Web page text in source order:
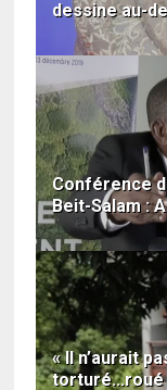
dessine au-
Conférence
Beit-Salam :
« Il n’aurait
torturé...roué